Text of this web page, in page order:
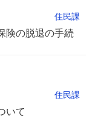
住民課
険の脱退の手続
住民課
いて